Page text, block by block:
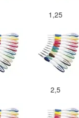
1,25
2,5